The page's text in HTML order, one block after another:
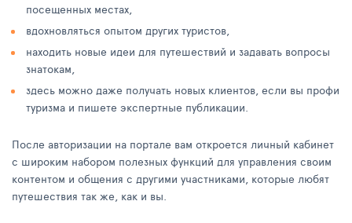
посещенных местах,
вдохновляться опытом других туристов,
находить новые идеи для путешествий и задавать вопросы
знатокам,
здесь можно даже получать новых клиентов, если вы профи
туризма и пишете экспертные публикации.
После авторизации на портале вам откроется личный кабинет
с широким набором полезных функций для управления своим
контентом и общения с другими участниками, которые любят
путешествия так же, как и вы.